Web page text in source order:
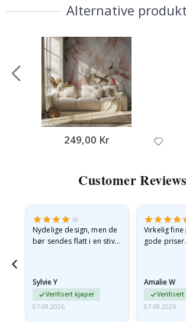
Alternative
249,00 Kr
Customer Reviews
Nydelige design, men de
bør sendes flatt i en stiv
Sylvie Y
Verifisert kjøper
07.08.2026
Virkelig
gode priser.
Amalie W
07.08.2026